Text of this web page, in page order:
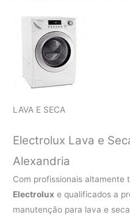
LAVA E SECA
Electrolux Lava e
Alexandria
Com profissionais altamente
Electrolux e qualificados a
manutenção para lava e